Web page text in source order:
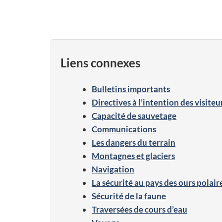
Liens connexes
Bulletins importants
Directives à l’intention des
Capacité de sauvetage
Communications
Les dangers du terrain
Montagnes et glaciers
Navigation
La sécurité au pays des ours
Sécurité de la faune
Traversées de cours d’eau